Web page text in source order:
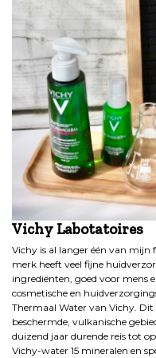
Vichy Labotatoires
Vichy is al langer één van
merk heeft veel fijne
ingrediënten, goed voor mens
cosmetische en
Thermaal Water van Vichy.
beschermde, vulkanische
duizend jaar durende reis tot
Vichy-water 15 mineralen en